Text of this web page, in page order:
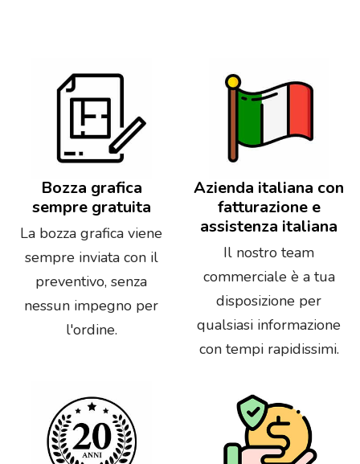
Bozza grafica
sempre gratuita
La bozza grafica viene
sempre inviata con il
preventivo, senza
nessun impegno per
l'ordine.
Azienda italiana con
fatturazione e
assistenza italiana
Il nostro team
commerciale è a tua
disposizione per
qualsiasi informazione
con tempi rapidissimi.